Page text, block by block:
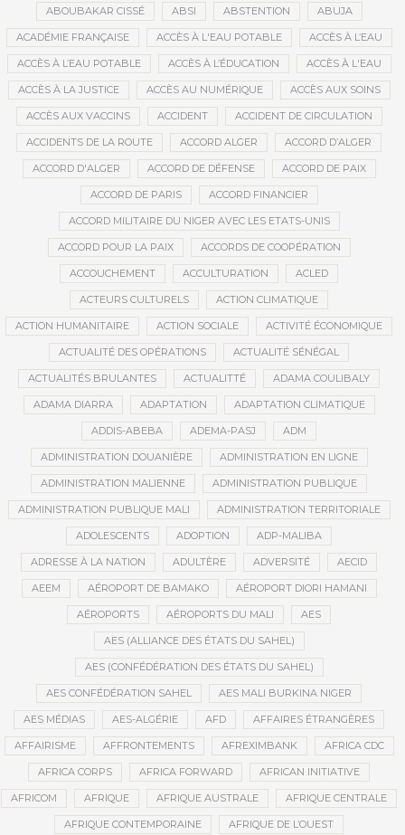
ABOUBAKAR CISSÉ ABSI ABSTENTION ABUJA
ACADÉMIE FRANÇAISE ACCÈS À L'EAU POTABLE ACCÈS À L’EAU
ACCÈS À L’EAU POTABLE ACCÈS À L’ÉDUCATION ACCÈS À L'EAU
ACCÈS À LA JUSTICE ACCÈS AU NUMÉRIQUE ACCÈS AUX SOINS
ACCÈS AUX VACCINS ACCIDENT ACCIDENT DE CIRCULATION
ACCIDENTS DE LA ROUTE ACCORD ALGER ACCORD D’ALGER
ACCORD D'ALGER ACCORD DE DÉFENSE ACCORD DE PAIX
ACCORD DE PARIS ACCORD FINANCIER
ACCORD MILITAIRE DU NIGER AVEC LES ETATS-UNIS
ACCORD POUR LA PAIX ACCORDS DE COOPÉRATION
ACCOUCHEMENT ACCULTURATION ACLED
ACTEURS CULTURELS ACTION CLIMATIQUE
ACTION HUMANITAIRE ACTION SOCIALE ACTIVITÉ ÉCONOMIQUE
ACTUALITÉ DES OPÉRATIONS ACTUALITÉ SÉNÉGAL
ACTUALITÉS BRULANTES ACTUALITTÉ ADAMA COULIBALY
ADAMA DIARRA ADAPTATION ADAPTATION CLIMATIQUE
ADDIS-ABEBA ADEMA-PASJ ADM
ADMINISTRATION DOUANIÈRE ADMINISTRATION EN LIGNE
ADMINISTRATION MALIENNE ADMINISTRATION PUBLIQUE
ADMINISTRATION PUBLIQUE MALI ADMINISTRATION TERRITORIALE
ADOLESCENTS ADOPTION ADP-MALIBA
ADRESSE À LA NATION ADULTÈRE ADVERSITÉ AECID
AEEM AÉROPORT DE BAMAKO AÉROPORT DIORI HAMANI
AÉROPORTS AÉROPORTS DU MALI AES
AES (ALLIANCE DES ÉTATS DU SAHEL)
AES (CONFÉDÉRATION DES ÉTATS DU SAHEL)
AES CONFÉDÉRATION SAHEL AES MALI BURKINA NIGER
AES MÉDIAS AES-ALGÉRIE AFD AFFAIRES ÉTRANGÈRES
AFFAIRISME AFFRONTEMENTS AFREXIMBANK AFRICA CDC
AFRICA CORPS AFRICA FORWARD AFRICAN INITIATIVE
AFRICOM AFRIQUE AFRIQUE AUSTRALE AFRIQUE CENTRALE
AFRIQUE CONTEMPORAINE AFRIQUE DE L’OUEST